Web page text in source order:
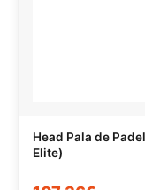
Head Pala de
Elite)